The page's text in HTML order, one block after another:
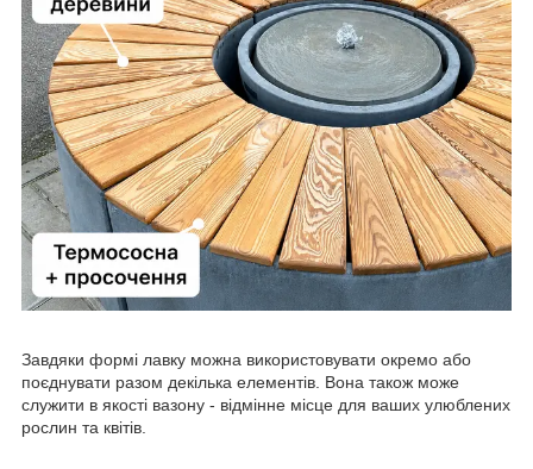
Завдяки формі лавку можна використовувати окремо або
поєднувати разом декілька елементів. Вона також може
служити в якості вазону - відмінне місце для ваших улюблених
рослин та квітів.